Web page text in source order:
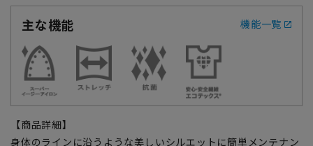
主な機能
機能一覧
【商品詳細】
身体のラインに沿うような美しいシルエットに簡単メンテナン